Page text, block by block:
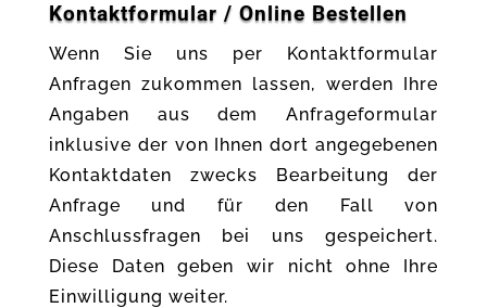
Kontaktformular / Online Bestellen
Wenn Sie uns per Kontaktformular
Anfragen zukommen lassen, werden Ihre
Angaben aus dem Anfrageformular
inklusive der von Ihnen dort angegebenen
Kontaktdaten zwecks Bearbeitung der
Anfrage und für den Fall von
Anschlussfragen bei uns gespeichert.
Diese Daten geben wir nicht ohne Ihre
Einwilligung weiter.